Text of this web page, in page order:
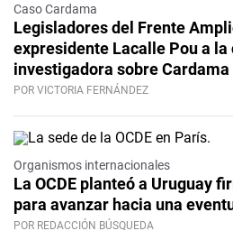
Caso Cardama
Legisladores del Frente
expresidente Lacalle Pou a
investigadora sobre Cardama
POR VICTORIA FERNÁNDEZ
Organismos internacionales
La OCDE planteó a Uruguay
para avanzar hacia una
POR REDACCIÓN BÚSQUEDA